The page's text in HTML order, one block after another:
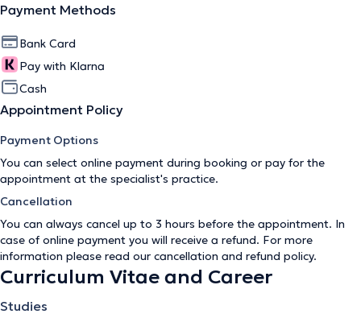
Payment Methods
Bank Card
Pay with Klarna
Cash
Appointment Policy
Payment Options
You can select online payment during booking or pay for the
appointment at the specialist's practice.
Cancellation
You can always cancel up to 3 hours before the appointment. In
case of online payment you will receive a refund. For more
information please read our cancellation and refund policy.
Curriculum Vitae and Career
Studies